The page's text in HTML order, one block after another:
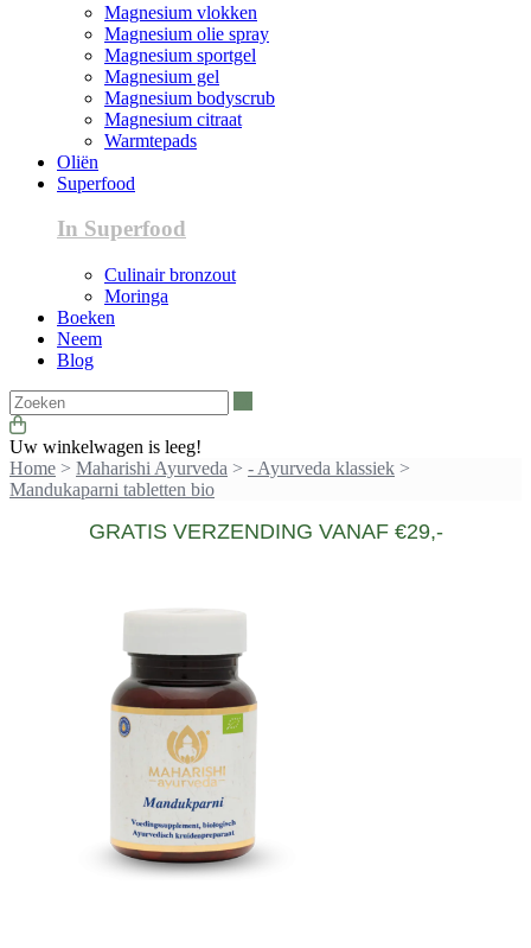
Magnesium vlokken
Magnesium olie spray
Magnesium sportgel
Magnesium gel
Magnesium bodyscrub
Magnesium citraat
Warmtepads
Oliën
Superfood
In Superfood
Culinair bronzout
Moringa
Boeken
Neem
Blog
Uw winkelwagen is leeg!
Home > Maharishi Ayurveda > - Ayurveda klassiek >
Mandukaparni tabletten bio
GRATIS VERZENDING VANAF €29,-